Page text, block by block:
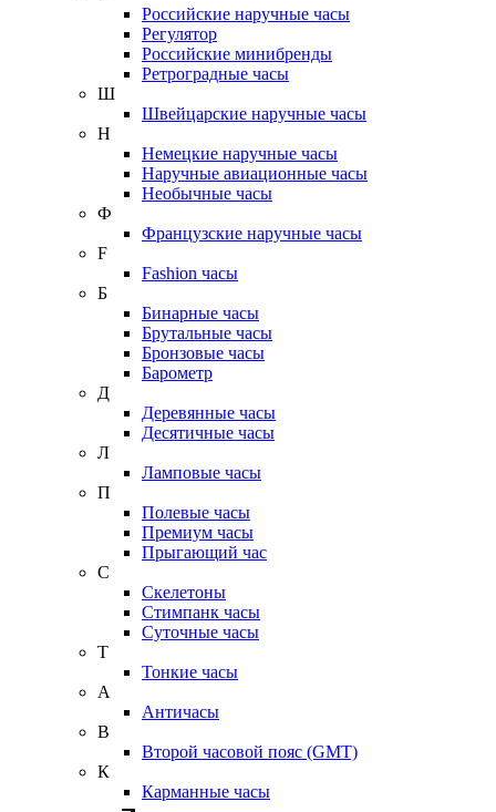
Российские наручные часы
Регулятор
Российские минибренды
Ретроградные часы
Ш
Швейцарские наручные часы
Н
Немецкие наручные часы
Наручные авиационные часы
Необычные часы
Ф
Французские наручные часы
F
Fashion часы
Б
Бинарные часы
Брутальные часы
Бронзовые часы
Барометр
Д
Деревянные часы
Десятичные часы
Л
Ламповые часы
П
Полевые часы
Премиум часы
Прыгающий час
С
Скелетоны
Стимпанк часы
Суточные часы
Т
Тонкие часы
А
Античасы
В
Второй часовой пояс (GMT)
К
Карманные часы